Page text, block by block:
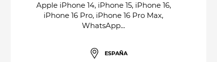
Apple iPhone 14, iPhone 15, iPhone 16,
iPhone 16 Pro, iPhone 16 Pro Max,
WhatsApp...
ESPAÑA